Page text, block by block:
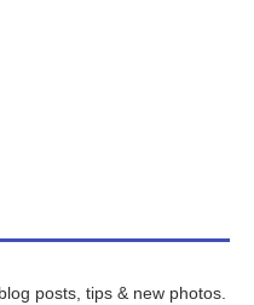
posts, tips & new photos.